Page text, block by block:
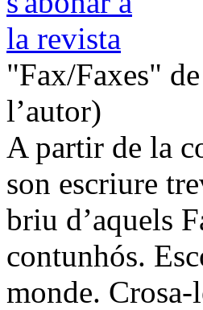
"Fax/Faxes"
l’autor)
A partir de la
son escriure
briu d’aquels
contunhós.
monde. Crosa-